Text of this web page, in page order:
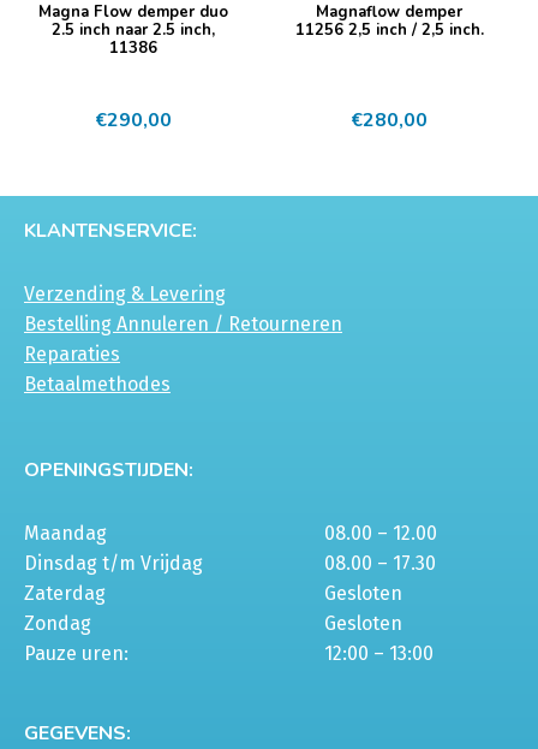
Magna Flow demper duo
2.5 inch naar 2.5 inch,
11386
€290,00
Magnaflow demper
11256 2,5 inch / 2,5 inch.
€280,00
KLANTENSERVICE:
Verzending & Levering
Bestelling Annuleren / Retourneren
Reparaties
Betaalmethodes
OPENINGSTIJDEN:
Maandag
08.00 – 12.00
Dinsdag t/m Vrijdag
08.00 – 17.30
Zaterdag
Gesloten
Zondag
Gesloten
Pauze uren:
12:00 – 13:00
GEGEVENS: